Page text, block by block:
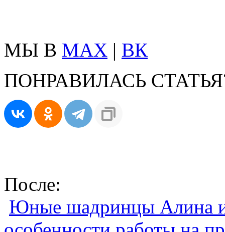
МЫ В MAX | ВК
ПОНРАВИЛАСЬ
После:
Юные шадринцы Алина